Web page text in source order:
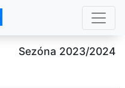
Sezóna 2023/2024